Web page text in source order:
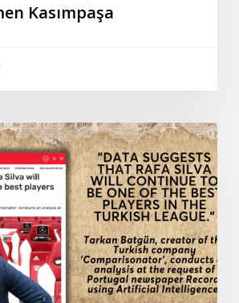
Kasımpaşa